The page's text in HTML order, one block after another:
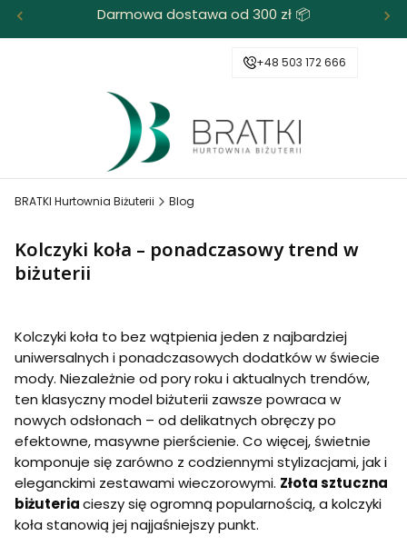
Darmowa dostawa od 300 zł 📦
+48 503 172 666
BRATKI Hurtownia Biżuterii Blog
Kolczyki koła – ponadczasowy trend w
biżuterii
Kolczyki koła to bez wątpienia jeden z najbardziej
uniwersalnych i ponadczasowych dodatków w świecie
mody. Niezależnie od pory roku i aktualnych trendów,
ten klasyczny model biżuterii zawsze powraca w
nowych odsłonach – od delikatnych obręczy po
efektowne, masywne pierścienie. Co więcej, świetnie
komponuje się zarówno z codziennymi stylizacjami, jak i
eleganckimi zestawami wieczorowymi. Złota sztuczna
biżuteriacieszy się ogromną popularnością, a kolczyki
koła stanowią jej najjaśniejszy punkt.